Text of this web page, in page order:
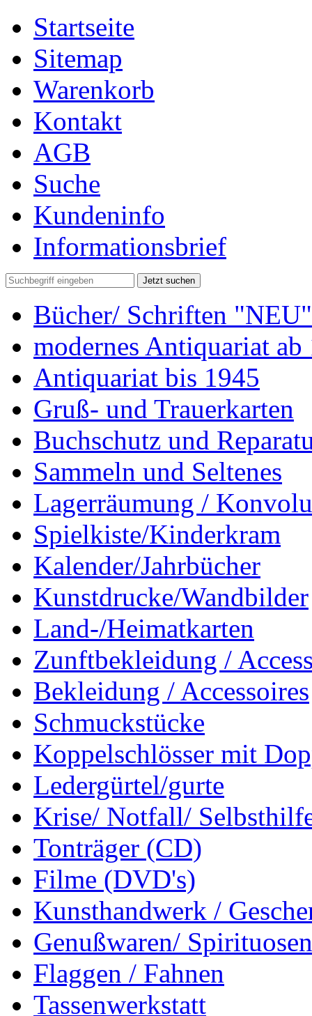
Startseite
Sitemap
Warenkorb
Kontakt
AGB
Suche
Kundeninfo
Informationsbrief
Jetzt suchen
Bücher/ Schriften "NEU"
modernes Antiquariat ab
Antiquariat bis 1945
Gruß- und Trauerkarten
Buchschutz und
Sammeln und Seltenes
Lagerräumung /
Spielkiste/Kinderkram
Kalender/Jahrbücher
Kunstdrucke/Wandbilder
Land-/Heimatkarten
Zunftbekleidung /
Bekleidung / Accessoires
Schmuckstücke
Koppelschlösser mit
Ledergürtel/gurte
Krise/ Notfall/
Tonträger (CD)
Filme (DVD's)
Kunsthandwerk /
Genußwaren/ Spirituosen
Flaggen / Fahnen
Tassenwerkstatt